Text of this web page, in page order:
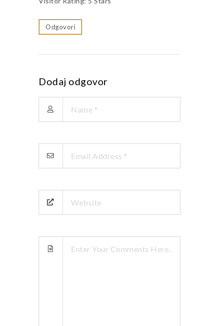
Odgovori
Dodaj odgovor